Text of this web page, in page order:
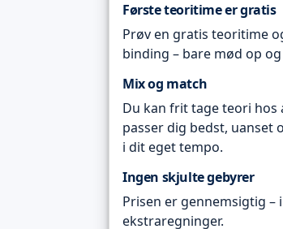
Første teoritime er gratis
Prøv en gratis teoritime
binding – bare mød op
Mix og match
Du kan frit tage teori
passer dig bedst, uanset
i dit eget tempo.
Ingen skjulte gebyrer
Prisen er gennemsigtig
ekstraregninger.